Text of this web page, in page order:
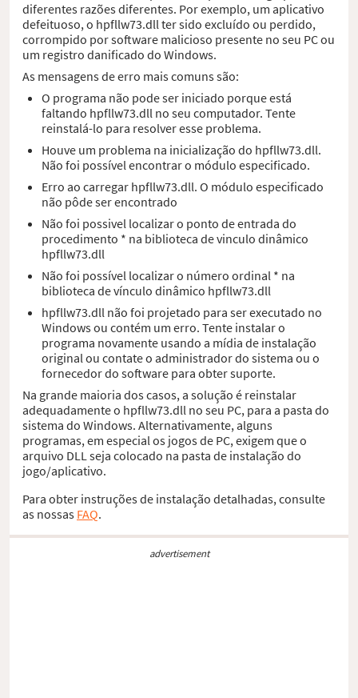
diferentes razões diferentes. Por exemplo, um aplicativo
defeituoso, o hpfllw73.dll ter sido excluído ou perdido,
corrompido por software malicioso presente no seu PC ou
um registro danificado do Windows.
As mensagens de erro mais comuns são:
O programa não pode ser iniciado porque está
faltando hpfllw73.dll no seu computador. Tente
reinstalá-lo para resolver esse problema.
Houve um problema na inicialização do hpfllw73.dll.
Não foi possível encontrar o módulo especificado.
Erro ao carregar hpfllw73.dll. O módulo especificado
não pôde ser encontrado
Não foi possivel localizar o ponto de entrada do
procedimento * na biblioteca de vinculo dinâmico
hpfllw73.dll
Não foi possível localizar o número ordinal * na
biblioteca de vínculo dinâmico hpfllw73.dll
hpfllw73.dll não foi projetado para ser executado no
Windows ou contém um erro. Tente instalar o
programa novamente usando a mídia de instalação
original ou contate o administrador do sistema ou o
fornecedor do software para obter suporte.
Na grande maioria dos casos, a solução é reinstalar
adequadamente o hpfllw73.dll no seu PC, para a pasta do
sistema do Windows. Alternativamente, alguns
programas, em especial os jogos de PC, exigem que o
arquivo DLL seja colocado na pasta de instalação do
jogo/aplicativo.
Para obter instruções de instalação detalhadas, consulte
as nossas FAQ.
advertisement